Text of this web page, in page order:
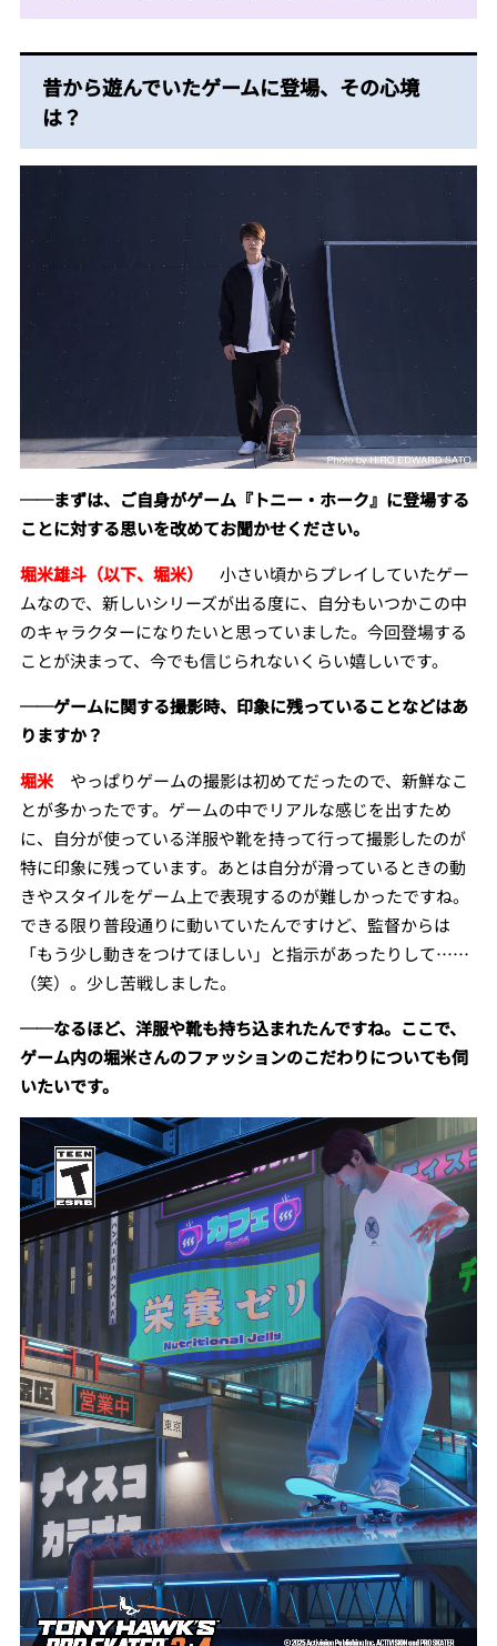
昔から遊んでいたゲームに登場、その心境
は？
──まずは、ご自身がゲーム『トニー・ホーク』に登場する
ことに対する思いを改めてお聞かせください。
堀米雄斗（以下、堀米）
小さい頃からプレイしていたゲー
ムなので、新しいシリーズが出る度に、自分もいつかこの中
のキャラクターになりたいと思っていました。今回登場する
ことが決まって、今でも信じられないくらい嬉しいです。
──ゲームに関する撮影時、印象に残っていることなどはあ
りますか？
堀米やっぱりゲームの撮影は初めてだったので、新鮮なこ
とが多かったです。 ゲームの中でリアルな感じを出すため
に、自分が使っている洋服や靴を持って行って撮影したのが
特に印象に残っています。あとは自分が滑っているときの動
きやスタイルをゲーム上で表現するのが難しかったですね。
できる限り普段通りに動いていたんですけど、監督からは
「もう少し動きをつけてほしい」と指示があったりして……
（笑）。少し苦戦しました。
──なるほど、洋服や靴も持ち込まれたんですね。ここで、
ゲーム内の堀米さんのファッションのこだわりについても伺
いたいです。